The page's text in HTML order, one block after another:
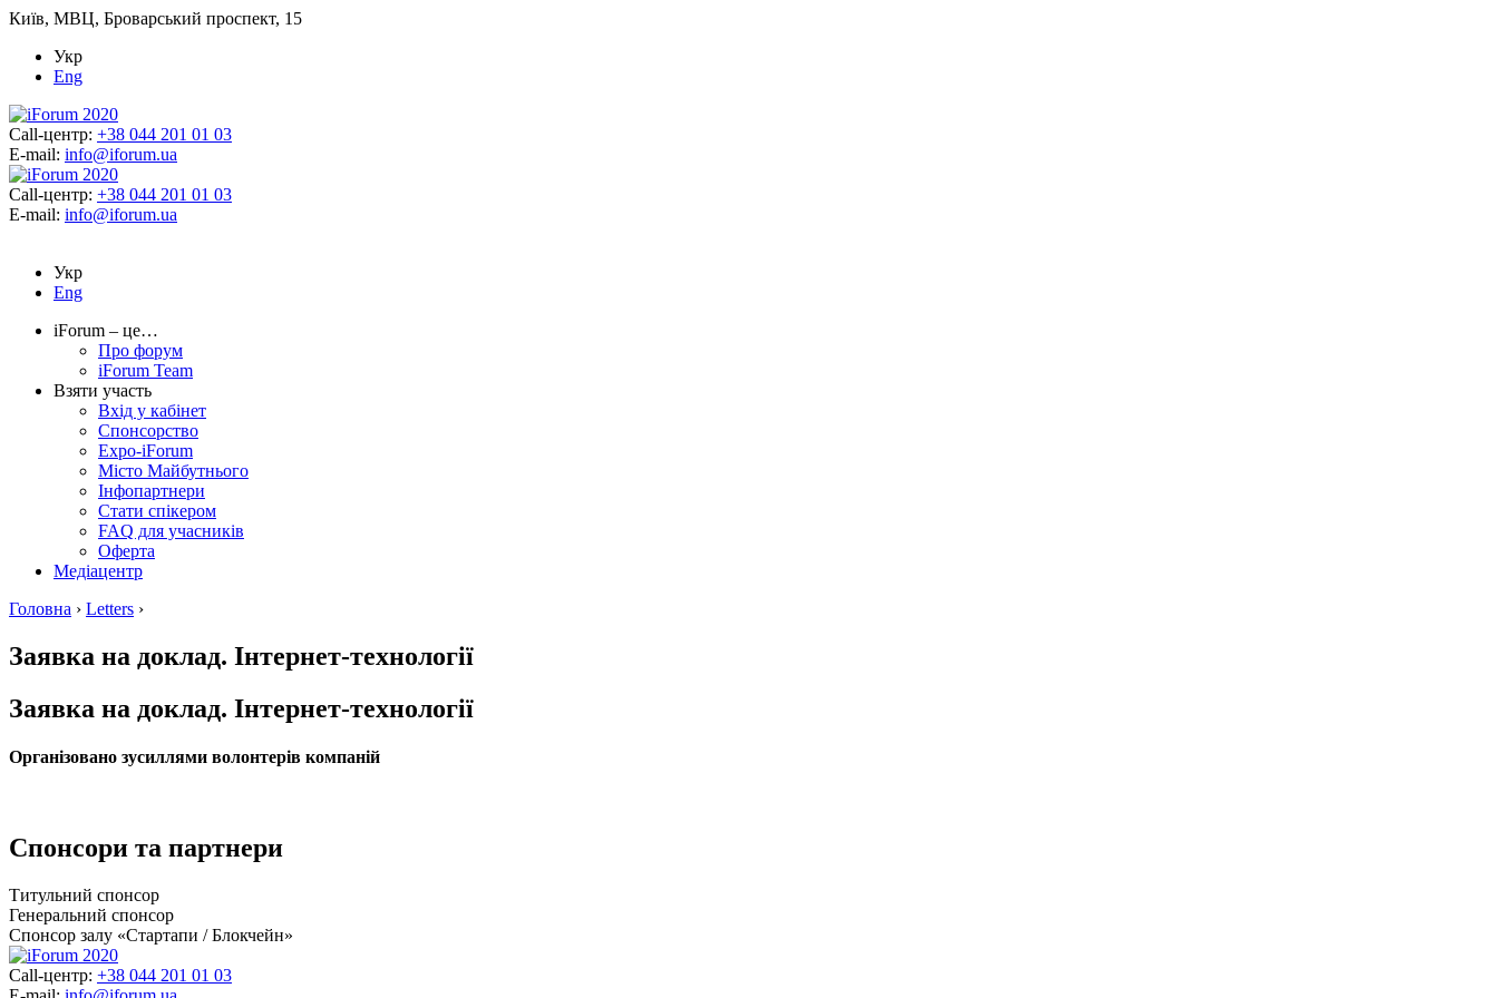
Київ, МВЦ, Броварський проспект, 15
Укр
Eng
Call-центр: +38 044 201 01 03
E-mail: info@iforum.ua
Call-центр: +38 044 201 01 03
E-mail: info@iforum.ua
Укр
Eng
iForum – це…
Про форум
iForum Team
Взяти участь
Вхід у кабінет
Спонсорство
Expo-iForum
Місто Майбутнього
Інфопартнери
Стати спікером
FAQ для учасників
Оферта
Медіацентр
Головна › Letters ›
Заявка на доклад. Інтернет-технології
Заявка на доклад. Інтернет-технології
Організовано зусиллями волонтерів компаній
Спонсори та партнери
Титульний спонсор
Генеральний спонсор
Спонсор залу «Стартапи / Блокчейн»
Call-центр: +38 044 201 01 03